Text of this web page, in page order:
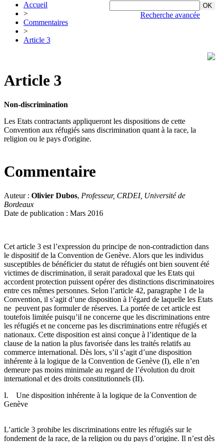
Recherche avancée
Accueil
>
Commentaires
>
Article 3
Article 3
Non-discrimination
Les Etats contractants appliqueront les dispositions de cette
Convention aux réfugiés sans discrimination quant à la race, la
religion ou le pays d'origine.
Commentaire
Auteur : Olivier Dubos, Professeur, CRDEI, Université de
Bordeaux
Date de publication : Mars 2016
Cet article 3 est l’expression du principe de non-contradiction dans
le dispositif de la Convention de Genève. Alors que les individus
susceptibles de bénéficier du statut de réfugiés ont bien souvent été
victimes de discrimination, il serait paradoxal que les Etats qui
accordent protection puissent opérer des distinctions discriminatoires
entre ces mêmes personnes. Selon l’article 42, paragraphe 1 de la
Convention, il s’agit d’une disposition à l’égard de laquelle les Etats
ne peuvent pas formuler de réserves. La portée de cet article est
toutefois limitée puisqu’il ne concerne que les discriminations entre
les réfugiés et ne concerne pas les discriminations entre réfugiés et
nationaux. Cette disposition est ainsi conçue à l’identique de la
clause de la nation la plus favorisée dans les traités relatifs au
commerce international. Dès lors, s’il s’agit d’une disposition
inhérente à la logique de la Convention de Genève (I), elle n’en
demeure pas moins minimale au regard de l’évolution du droit
international et des droits constitutionnels (II).
I. Une disposition inhérente à la logique de la Convention de
Genève
L’article 3 prohibe les discriminations entre les réfugiés sur le
fondement de la race, de la religion ou du pays d’origine. Il n’est dès